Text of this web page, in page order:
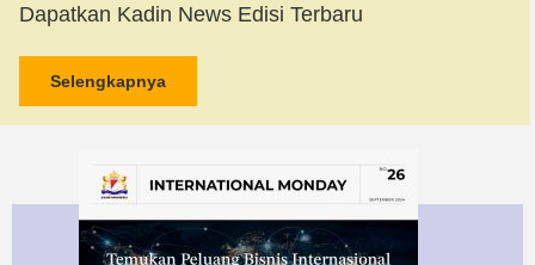
Dapatkan Kadin News Edisi Terbaru
Selengkapnya